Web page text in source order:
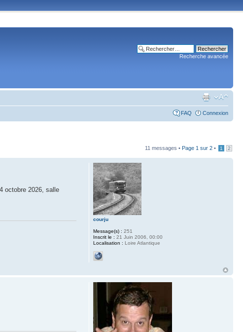
Recherche avancée
FAQ Connexion
11 messages • Page 1 sur 2 • 1 2
octobre 2026, salle
courju
Message(s) : 251
Inscrit le : 21 Juin 2006, 00:00
Localisation : Loire Atlantique